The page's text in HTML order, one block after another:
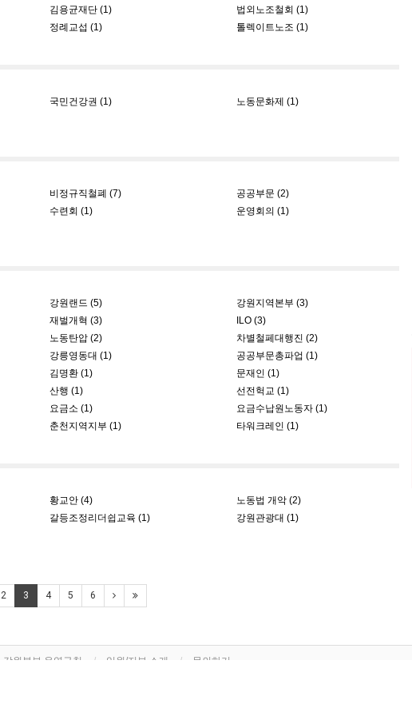
김용균재단 (1)
법외노조철회 (1)
정례교섭 (1) 톨렉이트노조 (1)
국민건강권 (1)
노동문화제 (1)
비정규직철폐 (7)
공공부문 (2)
수련회 (1)
운영회의 (1)
강원랜드 (5)
강원지역본부 (3)
재벌개혁 (3)
ILO (3)
노동탄압 (2)
차별철페대행진 (2)
강릉영동대 (1)
공공부문총파업 (1)
김명환 (1)
문재인 (1)
산행 (1)
선전헉교 (1)
요금소 (1)
요금수납원노동자 (1)
춘천지역지부 (1) 타워크레인 (1)
황교안 (4)
노동법 개악 (2)
갈등조정리더쉽교육 (1)
강원관광대 (1)
2 3 4 5 6
강원본부 운영규칙 임원/지부 소개 문의하기